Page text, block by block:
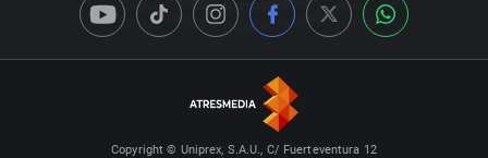
Copyright © Uniprex, S.A.U., C/ Fuerteventura 12